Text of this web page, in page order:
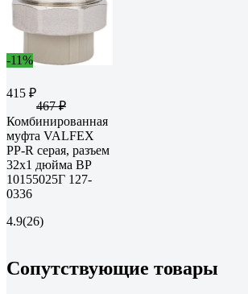
-11%
415 ₽
467 ₽
Комбинированная
муфта VALFEX
PP-R серая, разъем
32х1 дюйма ВР
10155025Г 127-
0336
4.9(26)
Сопутствующие товары